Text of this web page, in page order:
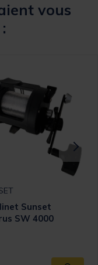
vous
Sunset
SW 4000